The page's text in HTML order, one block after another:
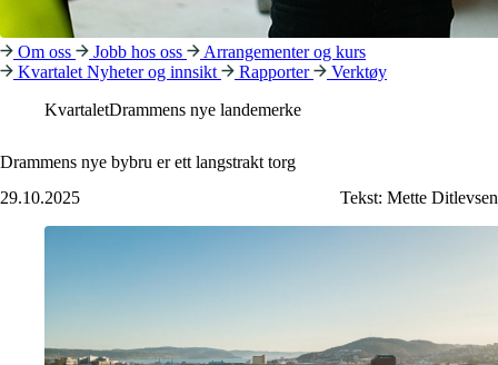
Om oss Jobb hos oss
Arrangementer og kurs
Kvartalet Nyheter og innsikt Rapporter
Verktøy
KvartaletDrammens nye landemerke
Drammens nye bybru er ett langstrakt torg
29.10.2025
Tekst: Mette Ditlevsen